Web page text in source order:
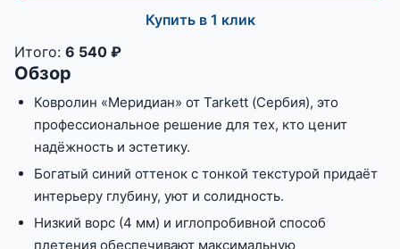
Купить в 1 клик
Итого: 6 540 ₽
Обзор
Ковролин «Меридиан» от Tarkett (Сербия), это
профессиональное решение для тех, кто ценит
надёжность и эстетику.
Богатый синий оттенок с тонкой текстурой придаёт
интерьеру глубину, уют и солидность.
Низкий ворс (4 мм) и иглопробивной способ
плетения обеспечивают максимальную